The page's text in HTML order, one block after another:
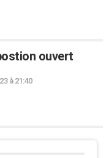
ouvert
à 21:40